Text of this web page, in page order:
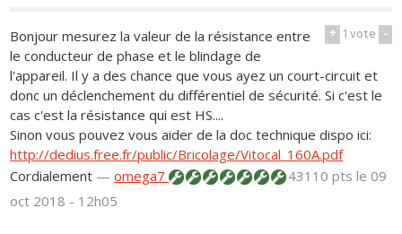
+ 1vote -
Bonjour mesurez la valeur de la résistance entre
le conducteur de phase et le blindage de
l'appareil. Il y a des chance que vous ayez un court-circuit et
donc un déclenchement du différentiel de sécurité. Si c'est le
cas c'est la résistance qui est HS....
Sinon vous pouvez vous aider de la doc technique dispo ici:
http://dedius.free.fr/public/Bricolage/Vitocal_160A.pdf
Cordialement —omega7 43110 ptsle 09
oct 2018 - 12h05